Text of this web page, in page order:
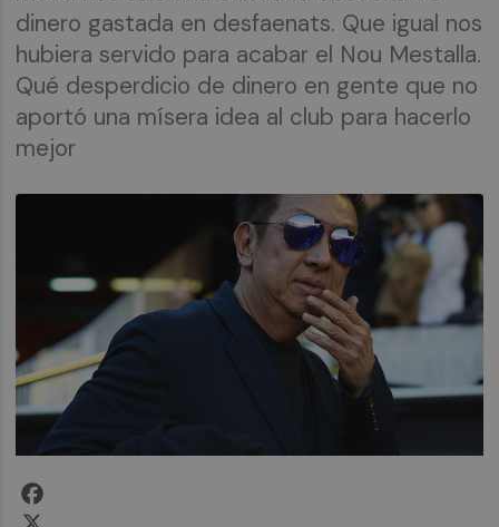
dinero gastada en desfaenats. Que igual nos
hubiera servido para acabar el Nou Mestalla.
Qué desperdicio de dinero en gente que no
aportó una mísera idea al club para hacerlo
mejor